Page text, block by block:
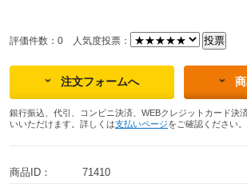
評価件数：0 人気度投票：
注文フォームへ
銀行振込、代引、コンビニ決済、WEBクレジットカード決
いいただけます。詳しくは支払いページをご確認ください。
商品ID：
71410